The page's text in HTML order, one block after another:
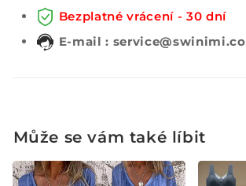
Bezplatné vrácení - 30 dní
E-mail :
Může se vám také líbit